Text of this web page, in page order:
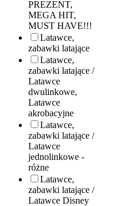
PREZENT,
MEGA HIT,
MUST HAVE!!!
Latawce,
zabawki latające
Latawce,
zabawki latające /
Latawce
dwulinkowe,
Latawce
akrobacyjne
Latawce,
zabawki latające /
Latawce
jednolinkowe -
różne
Latawce,
zabawki latające /
Latawce Disney